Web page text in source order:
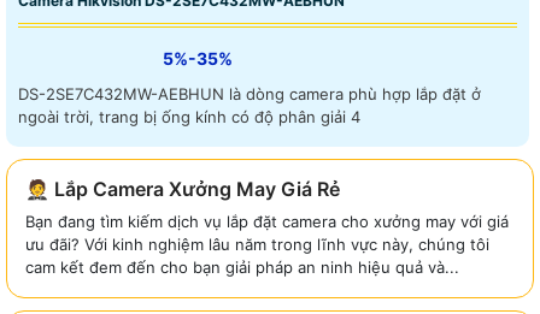
5%-35%
DS-2SE7C432MW-AEBHUN là dòng camera phù hợp lắp đặt ở
ngoài trời, trang bị ống kính có độ phân giải 4
🤵 Lắp Camera Xưởng May Giá Rẻ
Bạn đang tìm kiếm dịch vụ lắp đặt camera cho xưởng may với giá
ưu đãi? Với kinh nghiệm lâu năm trong lĩnh vực này, chúng tôi
cam kết đem đến cho bạn giải pháp an ninh hiệu quả và...